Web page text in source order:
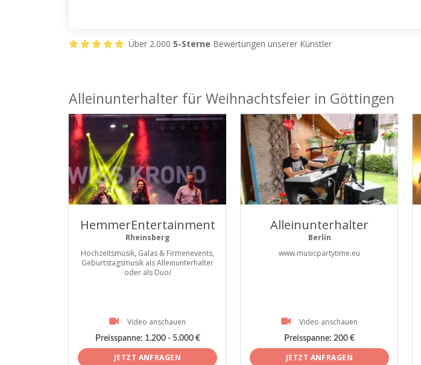
Über 2.000 5-Sterne Bewertungen unserer Künstler
Alleinunterhalter für Weihnachtsfeier in Göttingen
ProArtist
HemmerEntertainment
Rheinsberg
Hochzeitsmusik, Galas & Firmenevents,
Geburtstagsmusik als Alleinunterhalter
oder als Duo/
Video anschauen
Preisspanne: 1.200 - 5.000 €
JETZT ANFRAGEN
ProArtist
Alleinunterhalter
Berlin
www.musicpartytime.eu
Video anschauen
Preisspanne: 200 €
JETZT ANFRAGEN